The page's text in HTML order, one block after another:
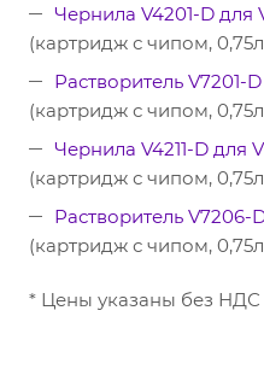
Чернила V4201-D для
(картридж с чипом,
Растворитель V7201-
(картридж с чипом,
Чернила V4211-D для
(картридж с чипом,
Растворитель V7206-
(картридж с чипом,
* Цены указаны без НДС